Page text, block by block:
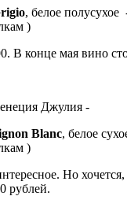
, белое
)
В конце мая вино
Джулия -
Blanc, белое
)
Но
рублей.